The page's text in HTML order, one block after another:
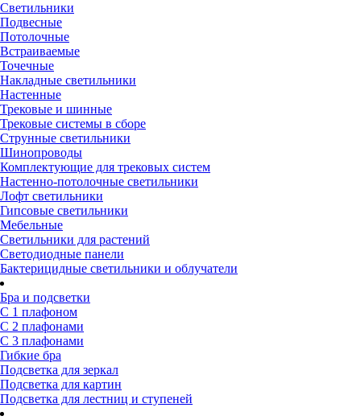
Светильники
Подвесные
Потолочные
Встраиваемые
Точечные
Накладные светильники
Настенные
Трековые и шинные
Трековые системы в сборе
Струнные светильники
Шинопроводы
Комплектующие для трековых систем
Настенно-потолочные светильники
Лофт светильники
Гипсовые светильники
Мебельные
Светильники для растений
Светодиодные панели
Бактерицидные светильники и облучатели
Бра и подсветки
С 1 плафоном
С 2 плафонами
С 3 плафонами
Гибкие бра
Подсветка для зеркал
Подсветка для картин
Подсветка для лестниц и ступеней